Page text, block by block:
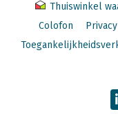
Thuiswinkel
Colofon
Privacy